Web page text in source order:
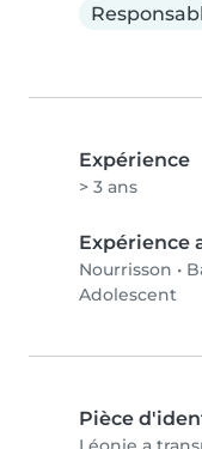
Expérience
> 3 ans
Expérience
Nourrisson •
Adolescent
Pièce